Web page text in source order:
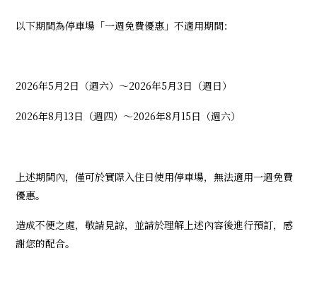
以下期間為停車場「一週免費優惠」不適用期間：
2026年5月2日（週六）～2026年5月3日（週日）
2026年8月13日（週四）～2026年8月15日（週六）
上述期間內，僅可於實際入住日使用停車場，無法適用一週免費
優惠。
造成不便之處，敬請見諒，並請於理解上述內容後進行預訂，感
謝您的配合。